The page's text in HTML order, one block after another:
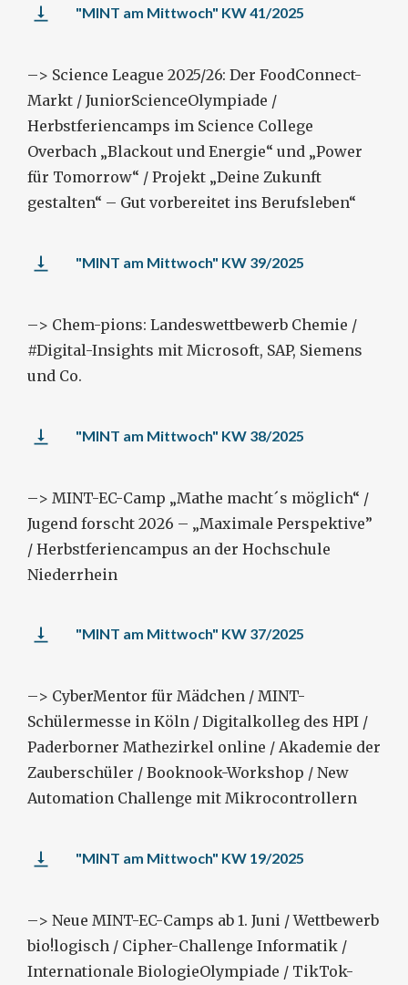
"MINT am Mittwoch" KW 41/2025
–> Science League 2025/26: Der FoodConnect-
Markt / JuniorScienceOlympiade /
Herbstferiencamps im Science College
Overbach „Blackout und Energie“ und „Power
für Tomorrow“ / Projekt „Deine Zukunft
gestalten“ – Gut vorbereitet ins Berufsleben“
"MINT am Mittwoch" KW 39/2025
–> Chem-pions: Landeswettbewerb Chemie /
#Digital-Insights mit Microsoft, SAP, Siemens
und Co.
"MINT am Mittwoch" KW 38/2025
–> MINT-EC-Camp „Mathe macht´s möglich“ /
Jugend forscht 2026 – „Maximale Perspektive”
/ Herbstferiencampus an der Hochschule
Niederrhein
"MINT am Mittwoch" KW 37/2025
–> CyberMentor für Mädchen / MINT-
Schülermesse in Köln / Digitalkolleg des HPI /
Paderborner Mathezirkel online / Akademie der
Zauberschüler / Booknook-Workshop / New
Automation Challenge mit Mikrocontrollern
"MINT am Mittwoch" KW 19/2025
–> Neue MINT-EC-Camps ab 1. Juni / Wettbewerb
bio!logisch / Cipher-Challenge Informatik /
Internationale BiologieOlympiade / TikTok-